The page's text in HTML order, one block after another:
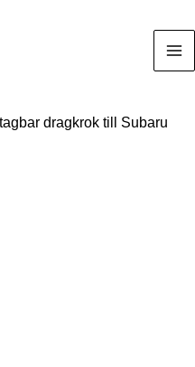
dragkrok till Subaru